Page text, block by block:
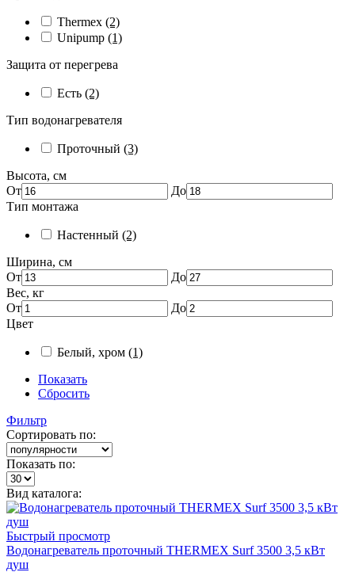
Thermex (2)
Unipump (1)
Защита от перегрева
Есть (2)
Тип водонагревателя
Проточный (3)
Высота, см
От
До
Тип монтажа
Настенный (2)
Ширина, см
От
До
Вес, кг
От
До
Цвет
Белый, хром (1)
Показать
Сбросить
Фильтр
Сортировать по:
Показать по:
Вид каталога:
Быстрый просмотр
Водонагреватель проточный THERMEX Surf 3500 3,5 кВт
душ